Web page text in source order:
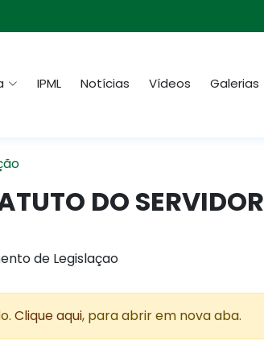
IPML Notícias Vídeos Galerias
DO SERVIDOR
de Legislaçao
Clique aqui, para abrir em nova aba.